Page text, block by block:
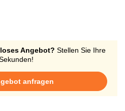
Spielspaß und sind ideal
sind. Gestalten Sie Ihr
ein einzigartiges
Angebot? Stellen Sie Ihre
anfragen